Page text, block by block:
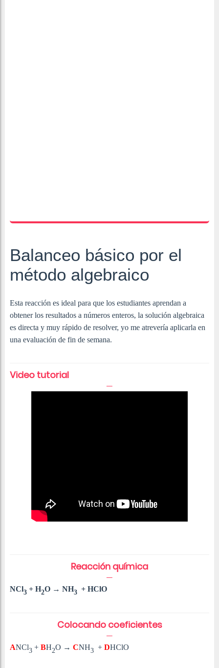
Balanceo básico por el
método algebraico
Esta reacción es ideal para que los estudiantes aprendan a
obtener los resultados a números enteros, la solución algebraica
es directa y muy rápido de resolver, yo me atrevería aplicarla en
una evaluación de fin de semana.
Video tutorial
Reacción química
NCl3 + H2O → NH3 + HClO
Colocando coeficientes
ANCl3 + BH2O → CNH3 + DHClO